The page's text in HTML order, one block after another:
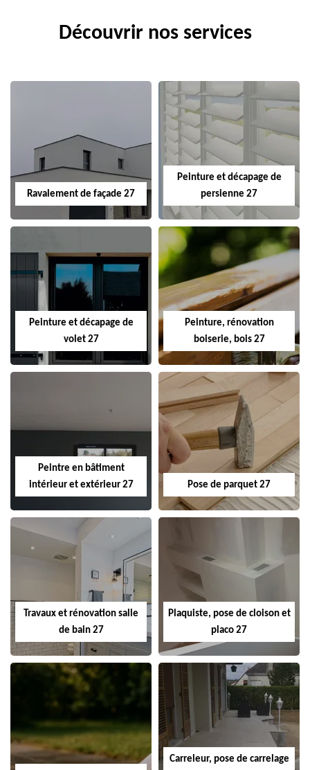
Découvrir nos services
Ravalement de façade 27
Peinture et décapage de
persienne 27
Peinture et décapage de
volet 27
Peinture, rénovation
boiserie, bois 27
Peintre en bâtiment
intérieur et extérieur 27
Pose de parquet 27
Travaux et rénovation salle
de bain 27
Plaquiste, pose de cloison et
placo 27
Carreleur, pose de carrelage